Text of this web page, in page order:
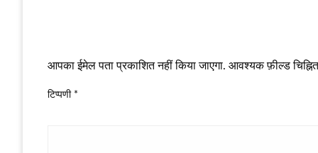
आपका ईमेल पता प्रकाशित नहीं किया जाएगा. आवश्यक फ़ील्ड
टिप्पणी *